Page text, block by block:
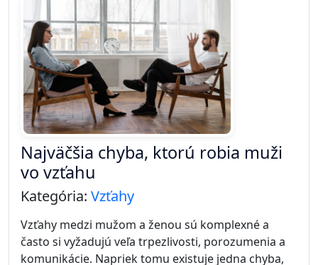
Najväčšia chyba, ktorú robia muži
vo vzťahu
Kategória: Vzťahy
Vzťahy medzi mužom a ženou sú komplexné a
často si vyžadujú veľa trpezlivosti, porozumenia a
komunikácie. Napriek tomu existuje jedna chyba,